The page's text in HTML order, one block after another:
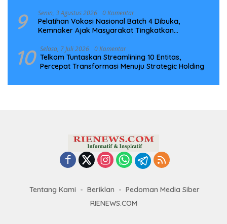
9 Senin, 3 Agustus 2026 0 Komentar
Pelatihan Vokasi Nasional Batch 4 Dibuka,
Kemnaker Ajak Masyarakat Tingkatkan
10 Selasa, 7 Juli 2026 0 Komentar
Telkom Tuntaskan Streamlining 10 Entitas,
Percepat Transformasi Menuju Strategic Holding
Tentang Kami Beriklan
Pedoman Media Siber
RIENEWS.COM